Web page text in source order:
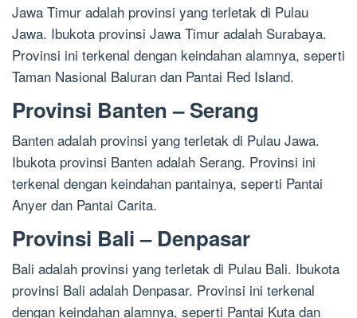
Jawa Timur adalah provinsi yang terletak di Pulau
Jawa. Ibukota provinsi Jawa Timur adalah Surabaya.
Provinsi ini terkenal dengan keindahan alamnya, seperti
Taman Nasional Baluran dan Pantai Red Island.
Provinsi Banten – Serang
Banten adalah provinsi yang terletak di Pulau Jawa.
Ibukota provinsi Banten adalah Serang. Provinsi ini
terkenal dengan keindahan pantainya, seperti Pantai
Anyer dan Pantai Carita.
Provinsi Bali – Denpasar
Bali adalah provinsi yang terletak di Pulau Bali. Ibukota
provinsi Bali adalah Denpasar. Provinsi ini terkenal
dengan keindahan alamnya, seperti Pantai Kuta dan